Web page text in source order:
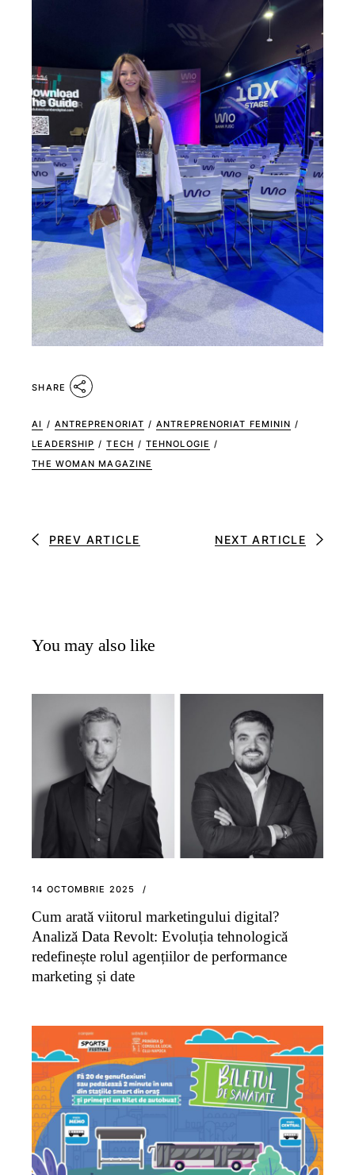
SHARE
AI / ANTREPRENORIAT / ANTREPRENORIAT FEMININ /
LEADERSHIP / TECH / TEHNOLOGIE /
THE WOMAN MAGAZINE
PREV ARTICLE NEXT ARTICLE
You may also like
14 OCTOMBRIE 2025
Cum arată viitorul marketingului digital?
Analiză Data Revolt: Evoluția tehnologică
redefinește rolul agențiilor de performance
marketing și date